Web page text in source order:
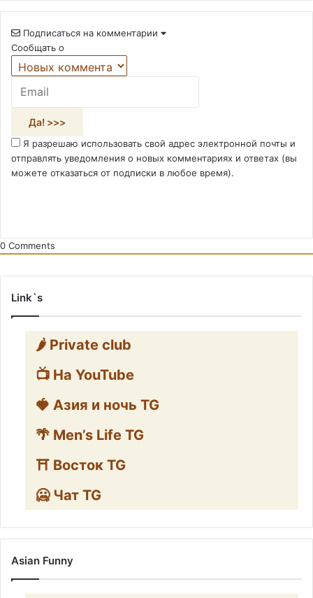
Подписаться на комментарии
Сообщать о
Я разрешаю использовать свой адрес электронной почты и
отправлять уведомления о новых комментариях и ответах (вы
можете отказаться от подписки в любое время).
0 Comments
Link`s
🌶️ Private club
📺 На YouTube
🍓 Азия и ночь TG
🌴 Men’s Life TG
⛩️ Восток TG
🥶 Чат TG
Asian Funny